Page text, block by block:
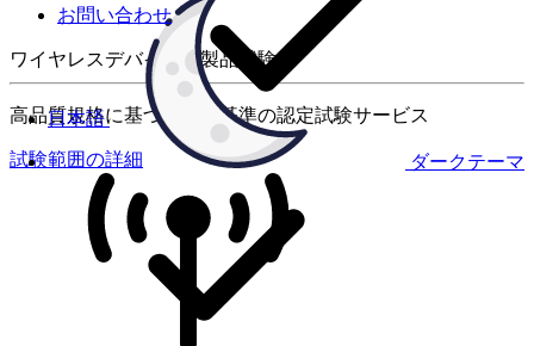
ダークテーマ
日本語
お問い合わせ
ワイヤレスデバイスの製品試験
高品質規格に基づく国際基準の認定試験サービス
試験範囲の詳細